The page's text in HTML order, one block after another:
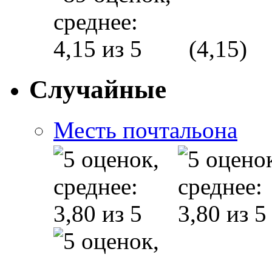
(4,15)
Случайные
Месть почтальона